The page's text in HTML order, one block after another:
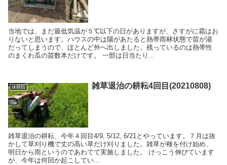
当地では、まだ最低気温が５℃以下の日がありますが、さすがに霜はお
りないと思います。ハウスの中は陽があたると熱帯雨林状態で苗が湯
だってしまうので、ほとんど外へ出しました。残っているのは熱帯性
のまくわ瓜の苗数本だけです。 一部は日当たり...
休耕田 雑草退治の耕耘4回目(20210808)
雑草退治の耕耘、今年４回目4/9, 5/12, 6/21とやっています。７月は抜
かして草刈り機で丈の高い草だけ刈りました。雑草が種を付け始め、
明日から雨というのであわてて実施しました。 けっこう伸びています
が、今年は何回か起こしてい...